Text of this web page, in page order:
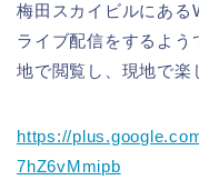
梅田スカイビルにあ
ライブ配信をするよう
地で閲覧し、現地で楽
https://
7hZ6vMmipb